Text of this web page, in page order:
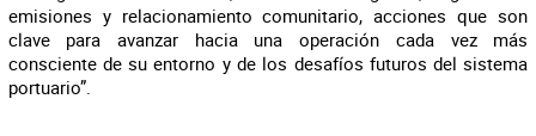
emisiones y relacionamiento comunitario, acciones que son
clave para avanzar hacia una operación cada vez más
consciente de su entorno y de los desafíos futuros del sistema
portuario”.